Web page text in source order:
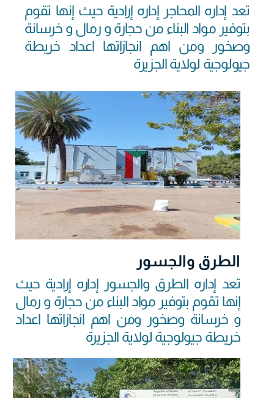
تعد إداره المحاجر إداره إرادية حيث إنها تقوم
بتوفير مواد البناء من حجارة و رمال و خرسانة
وصخور ومن اهم انجازاتها اعداد خريطة
جيولوجية لولاية الجزيرة
الطرق والجسور
تعد إداره الطرق والجسور إداره إرادية حيث
إنها تقوم بتوفير مواد البناء من حجارة و رمال
و خرسانة وصخور ومن اهم انجازاتها اعداد
خريطة جيولوجية لولاية الجزيرة